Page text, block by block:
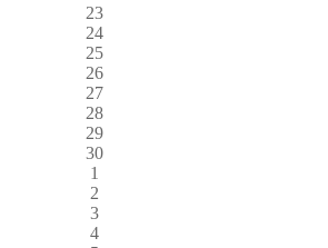
23
24
25
26
27
28
29
30
1
2
3
4